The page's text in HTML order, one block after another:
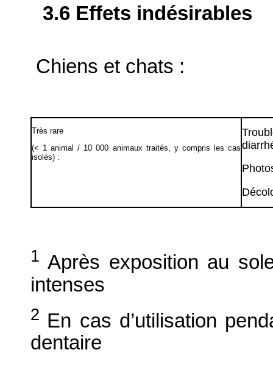
3.6 Effets indésirables
Chiens et chats :
Très rare
(< 1 animal / 10 000 animaux traités, y compris les cas
isolés) :
1 Après exposition au
intenses
2 En cas d’utilisation
dentaire